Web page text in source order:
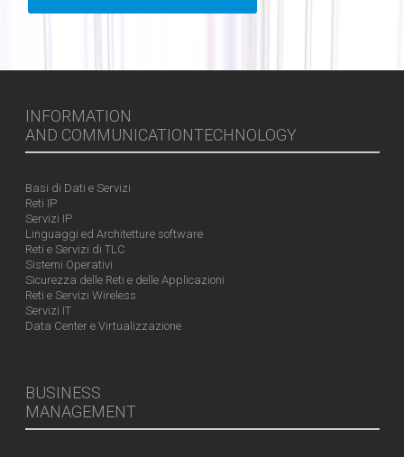
INFORMATION
AND COMMUNICATIONTECHNOLOGY
Basi di Dati e Servizi
Reti IP
Servizi IP
Linguaggi ed Architetture software
Reti e Servizi di TLC
Sistemi Operativi
Sicurezza delle Reti e delle Applicazioni
Reti e Servizi Wireless
Servizi IT
Data Center e Virtualizzazione
BUSINESS
MANAGEMENT